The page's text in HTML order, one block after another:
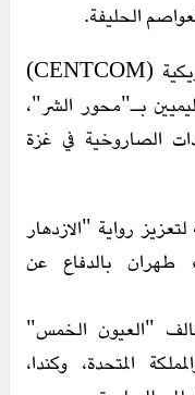
الحليفة.
وتصف إحاطات القيادة المركزية الأمريكية (CENTCOM)
بـ"محور الشر"،
الصاروخية في غزة
رواية "الازدهار
طهران بالدفاع عن
"العيون الخمس"
المتحدة، وكندا،